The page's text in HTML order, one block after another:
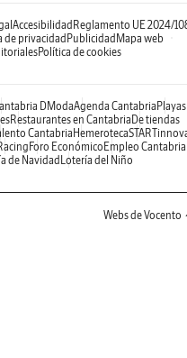
AccesibilidadReglamento UE 2024/
de privacidadPublicidadMapa web
Política de cookies
DModaAgenda CantabriaPlayas
Restaurantes en CantabriaDe tiendas
CantabriaHemeroteca
Foro EconómicoEmpleo Cantabria
de NavidadLotería del Niño
Webs de Vocento